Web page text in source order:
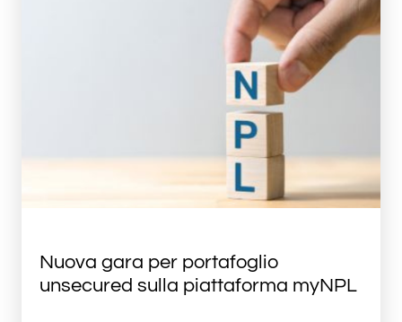
Nuova gara per portafoglio
unsecured sulla piattaforma myNPL